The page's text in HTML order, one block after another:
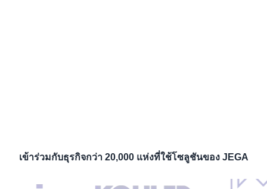
เข้าร่วมกับธุรกิจกว่า 20,000 แห่งที่ใช้โซลูชันของ JEGA